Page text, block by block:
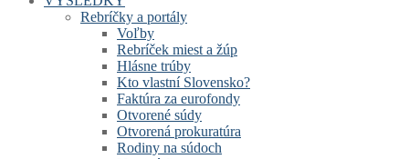
Rebríčky a portály
Voľby
Rebríček miest a žúp
Hlásne trúby
Kto vlastní Slovensko?
Faktúra za eurofondy
Otvorené súdy
Otvorená prokuratúra
Rodiny na súdoch